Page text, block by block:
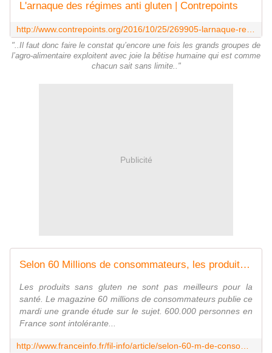
L'arnaque des régimes anti gluten | Contrepoints
http://www.contrepoints.org/2016/10/25/269905-larnaque-regimes-anti-gluten
"..Il faut donc faire le constat qu’encore une fois les grands groupes de
l’agro-alimentaire exploitent avec joie la bêtise humaine qui est comme
chacun sait sans limite.."
Publicité
Selon 60 Millions de consommateurs, les produits sans gluten ne sont pas meilleurs pour la santé
Les produits sans gluten ne sont pas meilleurs pour la
santé. Le magazine 60 millions de consommateurs publie ce
mardi une grande étude sur le sujet. 600.000 personnes en
France sont intolérante...
http://www.franceinfo.fr/fil-info/article/selon-60-m-de-consommateurs-les-produits-sans-gluten-ne-sont-pas-meilleurs-pour-la-sante-761401